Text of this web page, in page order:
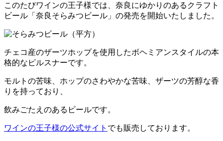
このたびワインの王子様では、奈良にゆかりのあるクラフト
ビール「奈良そらみつビール」の発売を開始いたしました。
チェコ産のザーツホップを使用したボヘミアンスタイルの本
格的なピルスナーです。
モルトの苦味、ホップのさわやかな苦味、ザーツの芳醇な香
りを持っており、
飲みごたえのあるビールです。
ワインの王子様の公式サイト でも販売しております。